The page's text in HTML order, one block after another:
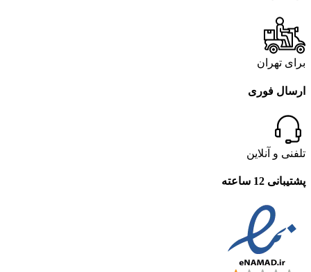
برای تهران
ارسال فوری
تلفنی و آنلاین
پشتیبانی 12 ساعته